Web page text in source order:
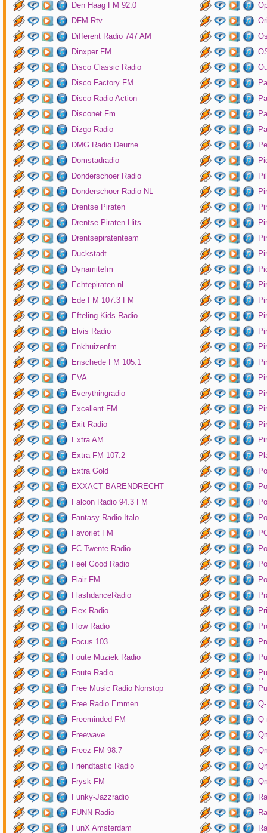
Den Haag FM 92.0
DFM Rtv
Different Radio 747 AM
Dinxper FM
Disco Classic Radio
Disco Factory FM
Disco Radio Action
Disconet Fm
Dizgo Radio
DMG Radio Deurne
Domstadradio
Donderschoer Radio
Donderschoer Radio NL
Drentse Piraten
Drentse Piraten Hits
Drentsepiratenteam
Duckstadt
Dynamitefm
Echtepiraten.nl
Ede FM 107.3 FM
Efteling Kids Radio
Elvis Radio
Enkhuizenfm
Enschede FM 105.1
EVA
Everythingradio
Excellent FM
Exit Radio
Extra AM
Extra FM 107.2
Extra Gold
EXXACT BARENDRECHT
Falcon Radio 94.3 FM
Fantasy Radio Italo
Favoriet FM
FC Twente Radio
Feel Good Radio
Flair FM
FlashdanceRadio
Flex Radio
Flow Radio
Focus 103
Foute Muziek Radio
Foute Radio
Free Music Radio Nonstop
Free Radio Emmen
Freeminded FM
Freewave
Freez FM 98.7
Friendtastic Radio
Frysk FM
Funky-Jazzradio
FUNN Radio
FunX Amsterdam